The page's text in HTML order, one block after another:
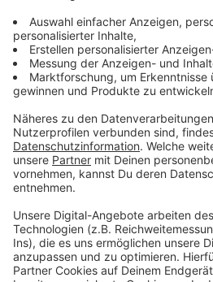
Azubi-Wohnheime und
Anzeige
Weitere Infos und Links
Anzeige
Erfolgreiches Azubi-Speed-
Der Ausbildungsmarkt in der